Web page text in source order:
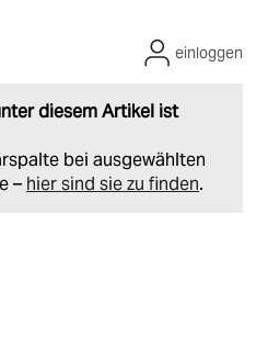
diesem Artikel ist
bei ausgewählten
– hier sind sie zu finden.
einloggen